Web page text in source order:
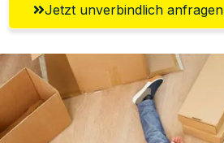
Jetzt unverbindlich anfragen